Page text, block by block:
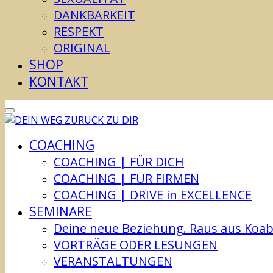
DANKBARKEIT
RESPEKT
ORIGINAL
SHOP
KONTAKT
COACHING
COACHING | FÜR DICH
COACHING | FÜR FIRMEN
COACHING | DRIVE in EXCELLENCE
SEMINARE
Deine neue Beziehung. Raus aus
VORTRÄGE ODER LESUNGEN
VERANSTALTUNGEN